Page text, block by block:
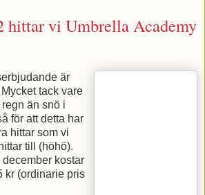
hittar vi Umbrella Academy
är
tack vare
än snö i
för att detta har
hittar som vi
till (höhö).
kostar
kr (ordinarie pris